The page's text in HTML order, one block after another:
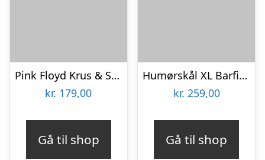
Pink Floyd Krus & Sokker Gavesæt
kr. 179,00
Gå til shop
Humørskål XL Barfing – Tassen
kr. 259,00
Gå til shop